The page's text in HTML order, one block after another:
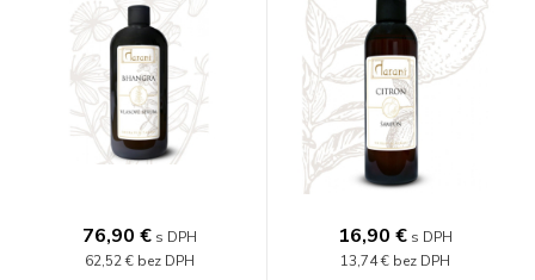
76,90 € s DPH
62,52 € bez DPH
16,90 € s DPH
13,74 € bez DPH